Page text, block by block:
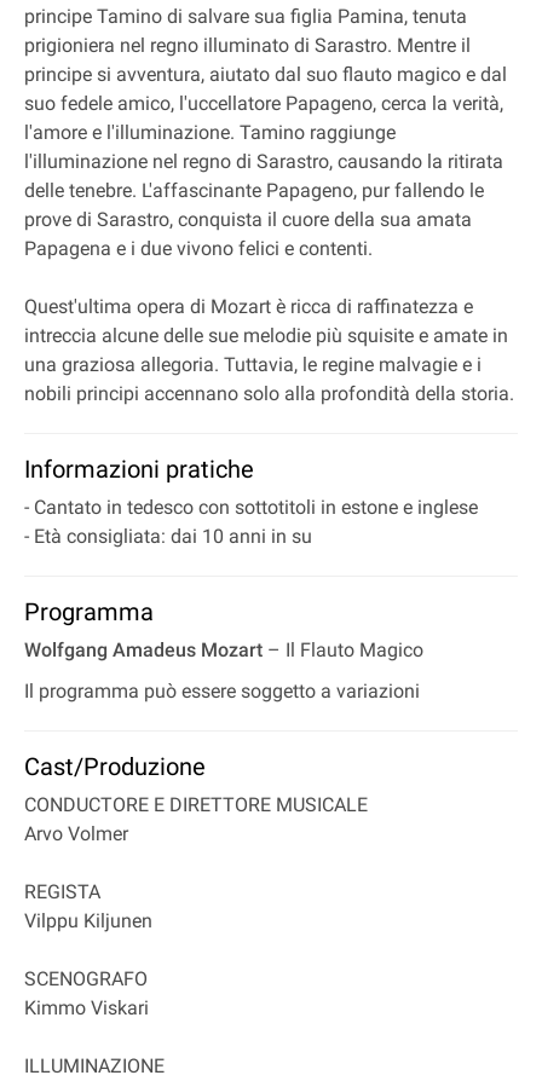
principe Tamino di salvare sua figlia Pamina, tenuta
prigioniera nel regno illuminato di Sarastro. Mentre il
principe si avventura, aiutato dal suo flauto magico e dal
suo fedele amico, l'uccellatore Papageno, cerca la verità,
l'amore e l'illuminazione. Tamino raggiunge
l'illuminazione nel regno di Sarastro, causando la ritirata
delle tenebre. L'affascinante Papageno, pur fallendo le
prove di Sarastro, conquista il cuore della sua amata
Papagena e i due vivono felici e contenti.
Quest'ultima opera di Mozart è ricca di raffinatezza e
intreccia alcune delle sue melodie più squisite e amate in
una graziosa allegoria. Tuttavia, le regine malvagie e i
nobili principi accennano solo alla profondità della storia.
Informazioni pratiche
- Cantato in tedesco con sottotitoli in estone e inglese
- Età consigliata: dai 10 anni in su
Programma
Wolfgang Amadeus Mozart – Il Flauto Magico
Il programma può essere soggetto a variazioni
Cast/Produzione
CONDUCTORE E DIRETTORE MUSICALE
Arvo Volmer
REGISTA
Vilppu Kiljunen
SCENOGRAFO
Kimmo Viskari
ILLUMINAZIONE